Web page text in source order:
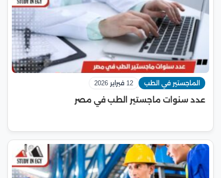
الماجستير في الطب 12 فبراير 2026
عدد سنوات ماجستير الطب في مصر